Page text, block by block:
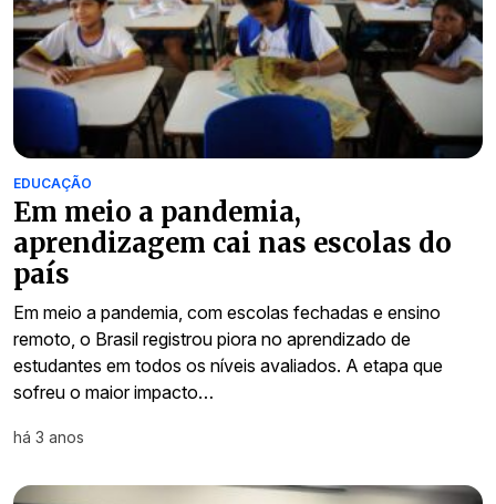
EDUCAÇÃO
Em meio a pandemia,
aprendizagem cai nas escolas do
país
Em meio a pandemia, com escolas fechadas e ensino
remoto, o Brasil registrou piora no aprendizado de
estudantes em todos os níveis avaliados. A etapa que
sofreu o maior impacto…
há 3 anos